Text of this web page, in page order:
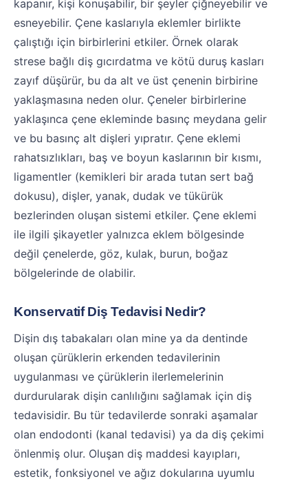
kapanır, kişi konuşabilir, bir şeyler çiğneyebilir ve
esneyebilir. Çene kaslarıyla eklemler birlikte
çalıştığı için birbirlerini etkiler. Örnek olarak
strese bağlı diş gıcırdatma ve kötü duruş kasları
zayıf düşürür, bu da alt ve üst çenenin birbirine
yaklaşmasına neden olur. Çeneler birbirlerine
yaklaşınca çene ekleminde basınç meydana gelir
ve bu basınç alt dişleri yıpratır. Çene eklemi
rahatsızlıkları, baş ve boyun kaslarının bir kısmı,
ligamentler (kemikleri bir arada tutan sert bağ
dokusu), dişler, yanak, dudak ve tükürük
bezlerinden oluşan sistemi etkiler. Çene eklemi
ile ilgili şikayetler yalnızca eklem bölgesinde
değil çenelerde, göz, kulak, burun, boğaz
bölgelerinde de olabilir.
Konservatif Diş Tedavisi Nedir?
Dişin dış tabakaları olan mine ya da dentinde
oluşan çürüklerin erkenden tedavilerinin
uygulanması ve çürüklerin ilerlemelerinin
durdurularak dişin canlılığını sağlamak için diş
tedavisidir. Bu tür tedavilerde sonraki aşamalar
olan endodonti (kanal tedavisi) ya da diş çekimi
önlenmiş olur. Oluşan diş maddesi kayıpları,
estetik, fonksiyonel ve ağız dokularına uyumlu